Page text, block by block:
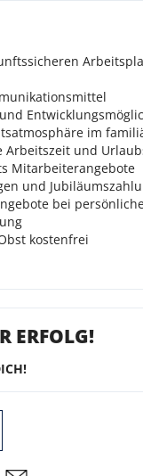
im
Arbeitszeit und
Mitarbeiterangebote
und
bei
kostenfrei
ERFOLG!